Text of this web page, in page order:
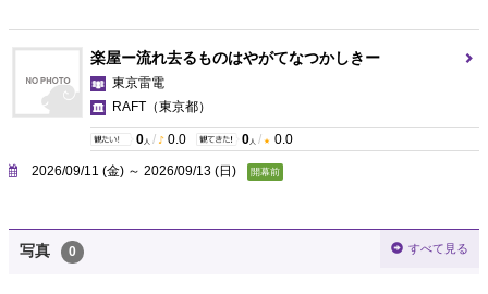
楽屋ー流れ去るものはやがてなつかしきー
東京雷電
RAFT （東京都）
0 人 / 0.0 0 人 / 0.0
2026/09/11 (金) ～ 2026/09/13 (日) 開幕前
写真 0 すべて見る